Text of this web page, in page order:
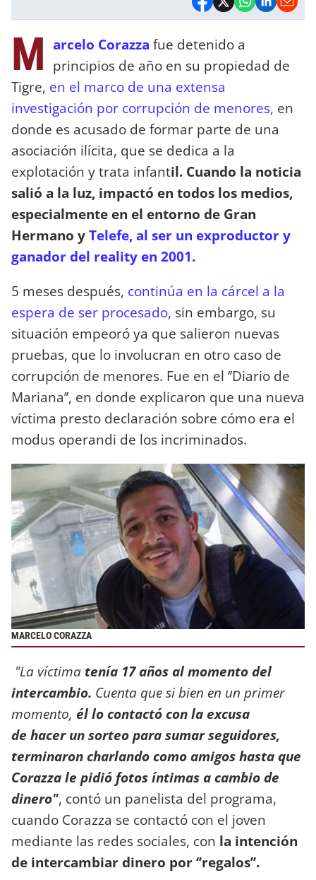
M arcelo Corazza fue detenido a
principios de año en su propiedad de
Tigre, en el marco de una extensa
investigación por corrupción de menores, en
donde es acusado de formar parte de una
asociación ilícita, que se dedica a la
explotación y trata infantil. Cuando la noticia
salió a la luz, impactó en todos los medios,
especialmente en el entorno de Gran
Hermano yTelefe, al ser un exproductor y
ganador del reality en 2001.
5 meses después, continúa en la cárcel a la
espera de ser procesado, sin embargo, su
situación empeoró ya que salieron nuevas
pruebas, que lo involucran en otro caso de
corrupción de menores. Fue en el ‘’Diario de
Mariana’’, en donde explicaron que una nueva
víctima presto declaración sobre cómo era el
modus operandi de los incriminados.
MARCELO CORAZZA
"La víctima tenía 17 años al momento del
intercambio. Cuenta que si bien en un primer
momento, él lo contactó con la excusa
de hacer un sorteo para sumar seguidores,
terminaron charlando como amigos hasta que
Corazza le pidió fotos íntimas a cambio de
dinero", contó un panelista del programa,
cuando Corazza se contactó con el joven
mediante las redes sociales, con la intención
de intercambiar dinero por ‘’regalos’’.